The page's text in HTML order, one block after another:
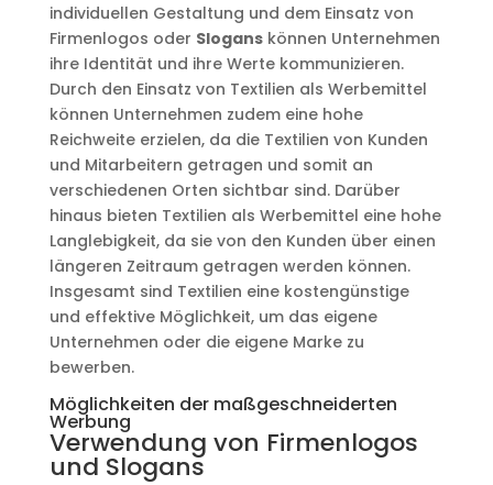
individuellen Gestaltung und dem Einsatz von
Firmenlogos oder Sloganskönnen Unternehmen
ihre Identität und ihre Werte kommunizieren.
Durch den Einsatz von Textilien als Werbemittel
können Unternehmen zudem eine hohe
Reichweite erzielen, da die Textilien von Kunden
und Mitarbeitern getragen und somit an
verschiedenen Orten sichtbar sind. Darüber
hinaus bieten Textilien als Werbemittel eine hohe
Langlebigkeit, da sie von den Kunden über einen
längeren Zeitraum getragen werden können.
Insgesamt sind Textilien eine kostengünstige
und effektive Möglichkeit, um das eigene
Unternehmen oder die eigene Marke zu
bewerben.
Möglichkeiten der maßgeschneiderten
Werbung
Verwendung von Firmenlogos
und Slogans